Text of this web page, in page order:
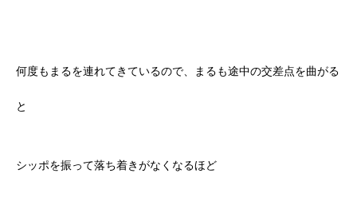
何度もまるを連れてきているので、まるも途中の交差点を曲がる
と
シッポを振って落ち着きがなくなるほど